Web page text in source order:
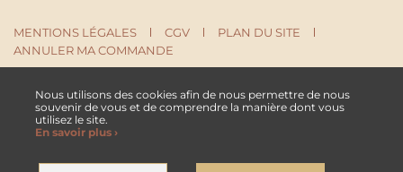
Nous utilisons des cookies afin de nous permettre de nous
souvenir de vous et de comprendre la manière dont vous
utilisez le site.
En savoir plus ›
MENTIONS LÉGALES CGV
PLAN DU SITE
ANNULER MA COMMANDE
NOUS CONTACTER